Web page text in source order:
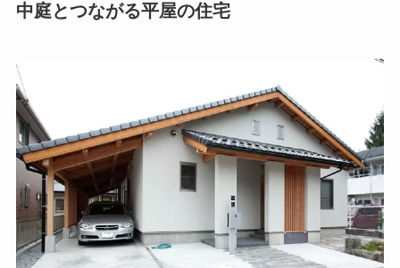
中庭とつながる平屋の住宅